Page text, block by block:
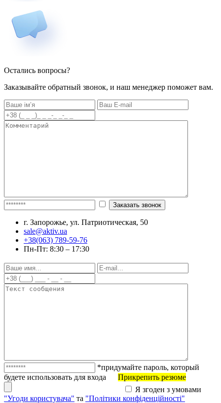
Остались вопросы?
Заказывайте обратный звонок, и наш менеджер поможет вам.
г. Запорожье, ул. Патриотическая, 50
sale@aktiv.ua
+38(063) 789-59-76
Пн-Пт: 8:30 – 17:30
*придумайте пароль, который
будете использовать для входа
Прикрепить резюме
Я згоден з умовами
"Угоди користувача" та "Політики конфіденційності"